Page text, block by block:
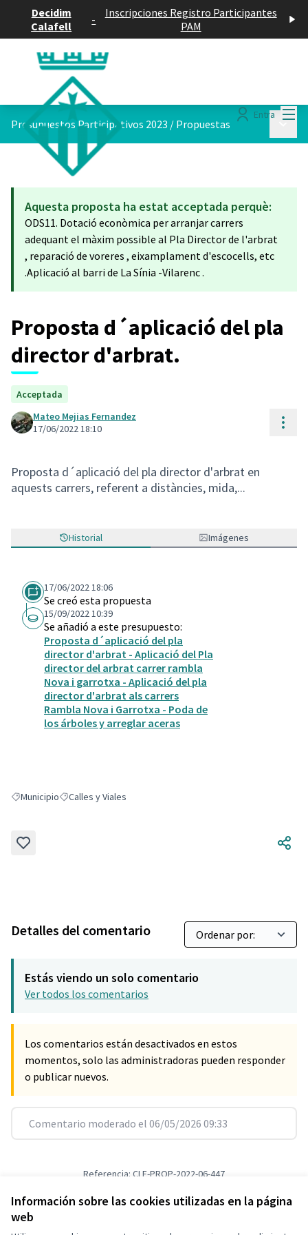
Información sobre las cookies utilizadas en la página
web
Decidim
Calafell
-
Inscripciones Registro Participantes
PAM
Entra
Presupuestos Participativos 2023 / Propuestas
Aquesta proposta ha estat acceptada perquè:
ODS11. Dotació econòmica per arranjar carrers
adequant el màxim possible al Pla Director de l'arbrat
, reparació de voreres , eixamplament d'escocells, etc
.Aplicació al barri de La Sínia -Vilarenc .
Proposta d´aplicació del pla
director d'arbrat.
Acceptada
Mateo Mejias Fernandez
17/06/2022 18:10
Proposta d´aplicació del pla director d'arbrat en
aquests carrers, referent a distàncies, mida,...
Historial Imágenes
17/06/2022 18:06
Se creó esta propuesta
15/09/2022 10:39
Se añadió a este presupuesto:
Proposta d´aplicació del pla
director d'arbrat - Aplicació del Pla
director del arbrat carrer rambla
Nova i garrotxa - Aplicació del pla
director d'arbrat als carrers
Rambla Nova i Garrotxa - Poda de
los árboles y arreglar aceras
Resultados al filtrar por: Municipio
MunicipioResultados al filtrar por: Calles y Viales
Calles y Viales
Detalles del comentario
Estás viendo un solo comentario
Ver todos los comentarios
Los comentarios están desactivados en estos
momentos, solo las administradoras pueden responder
o publicar nuevos.
Comentario moderado el 06/05/2026 09:33
Referencia: CLF-PROP-2022-06-447
Verificar huella digital